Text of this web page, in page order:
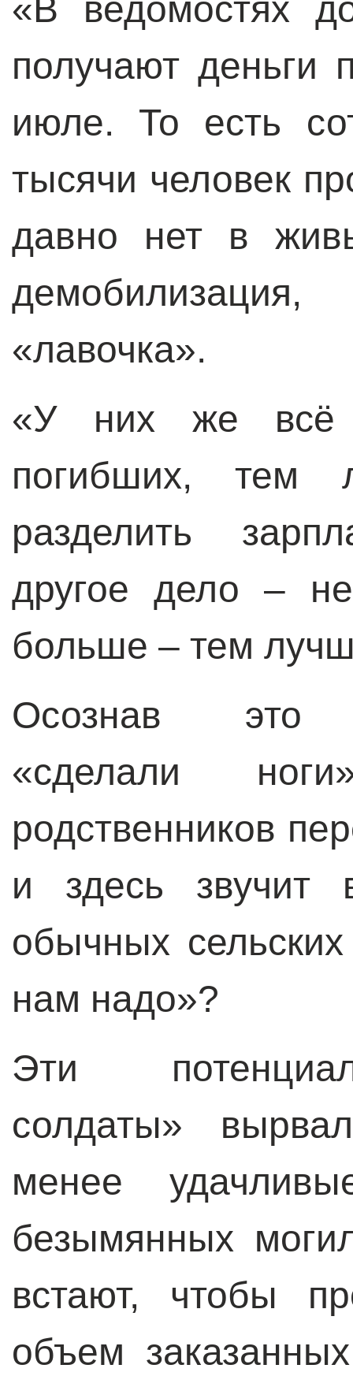
«В ведомостях
получают
июле. То есть
тысячи человек
давно нет в
«лавочка».
«У них же
погибших,
разделить
другое дело –
больше – тем
Осознав это
«сделали
родственников
и здесь звучит
обычных
нам надо»?
Эти
солдаты»
менее
безымянных
встают, чтобы
объем